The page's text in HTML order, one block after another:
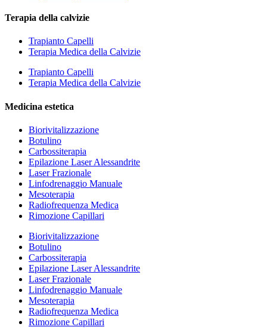
Terapia della calvizie
Trapianto Capelli
Terapia Medica della Calvizie
Trapianto Capelli
Terapia Medica della Calvizie
Medicina estetica
Biorivitalizzazione
Botulino
Carbossiterapia
Epilazione Laser Alessandrite
Laser Frazionale
Linfodrenaggio Manuale
Mesoterapia
Radiofrequenza Medica
Rimozione Capillari
Biorivitalizzazione
Botulino
Carbossiterapia
Epilazione Laser Alessandrite
Laser Frazionale
Linfodrenaggio Manuale
Mesoterapia
Radiofrequenza Medica
Rimozione Capillari